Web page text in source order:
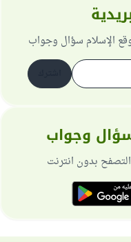
الإسلام سؤال وجواب
وجواب
بدون انترنت